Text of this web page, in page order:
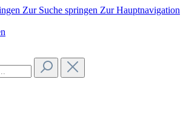
Zur Suche springen Zur Hauptnavigation